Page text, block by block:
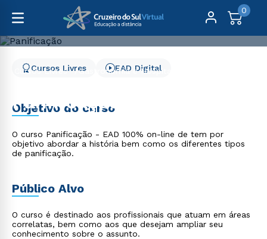
0
Cursos Livres
Gastronomia e Hospitalidade
Panificação
Cursos Livres EAD Digital
Objetivo do curso
O curso Panificação - EAD 100% on-line de tem por
objetivo abordar a história bem como os diferentes tipos
de panificação.
Público Alvo
O curso é destinado aos profissionais que atuam em áreas
correlatas, bem como aos que desejam ampliar seu
conhecimento sobre o assunto.